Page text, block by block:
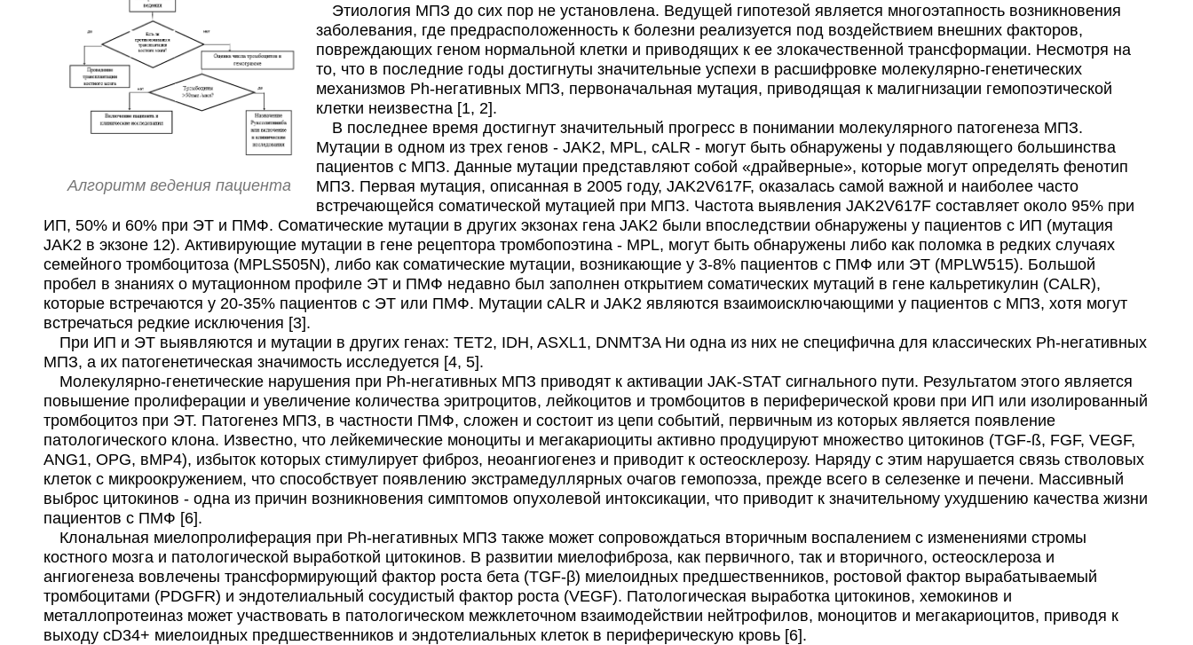
Алгоритм ведения пациента
Этиология МПЗ до сих пор не установлена. Ведущей гипотезой является многоэтапность возникновения
заболевания, где предрасположенность к болезни реализуется под воздействием внешних факторов,
повреждающих геном нормальной клетки и приводящих к ее злокачественной трансформации. Несмотря на
то, что в последние годы достигнуты значительные успехи в расшифровке молекулярно-генетических
механизмов Ph-негативных МПЗ, первоначальная мутация, приводящая к малигнизации гемопоэтической
клетки неизвестна [1, 2].
В последнее время достигнут значительный прогресс в понимании молекулярного патогенеза МПЗ.
Мутации в одном из трех генов - JAK2, MPL, сALR - могут быть обнаружены у подавляющего большинства
пациентов с МПЗ. Данные мутации представляют собой «драйверные», которые могут определять фенотип
МПЗ. Первая мутация, описанная в 2005 году, JAK2V617F, оказалась самой важной и наиболее часто
встречающейся соматической мутацией при МПЗ. Частота выявления JAK2V617F составляет около 95% при
ИП, 50% и 60% при ЭТ и ПМФ. Соматические мутации в других экзонах гена JAK2 были впоследствии обнаружены у пациентов с ИП (мутация
JAK2 в экзоне 12). Активирующие мутации в гене рецептора тромбопоэтина - MPL, могут быть обнаружены либо как поломка в редких случаях
семейного тромбоцитоза (MPLS505N), либо как соматические мутации, возникающие у 3-8% пациентов с ПМФ или ЭТ (MPLW515). Большой
пробел в знаниях о мутационном профиле ЭТ и ПМФ недавно был заполнен открытием соматических мутаций в гене кальретикулин (CALR),
которые встречаются у 20-35% пациентов с ЭТ или ПМФ. Мутации сALR и JAK2 являются взаимоисключающими у пациентов с МПЗ, хотя могут
встречаться редкие исключения [3].
При ИП и ЭТ выявляются и мутации в других генах: TET2, IDH, ASXL1, DNMT3A Ни одна из них не специфична для классических Ph-негативных
МПЗ, а их патогенетическая значимость исследуется [4, 5].
Молекулярно-генетические нарушения при Ph-негативных МПЗ приводят к активации JAK-STAT сигнального пути. Результатом этого является
повышение пролиферации и увеличение количества эритроцитов, лейкоцитов и тромбоцитов в периферической крови при ИП или изолированный
тромбоцитоз при ЭТ. Патогенез МПЗ, в частности ПМФ, сложен и состоит из цепи событий, первичным из которых является появление
патологического клона. Известно, что лейкемические моноциты и мегакариоциты активно продуцируют множество цитокинов (TGF-ß, FGF, VEGF,
ANG1, OPG, вMP4), избыток которых стимулирует фиброз, неоангиогенез и приводит к остеосклерозу. Наряду с этим нарушается связь стволовых
клеток с микроокружением, что способствует появлению экстрамедуллярных очагов гемопоэза, прежде всего в селезенке и печени. Массивный
выброс цитокинов - одна из причин возникновения симптомов опухолевой интоксикации, что приводит к значительному ухудшению качества жизни
пациентов с ПМФ [6].
Клональная миелопролиферация при Ph-негативных МПЗ также может сопровождаться вторичным воспалением с изменениями стромы
костного мозга и патологической выработкой цитокинов. В развитии миелофиброза, как первичного, так и вторичного, остеосклероза и
ангиогенеза вовлечены трансформирующий фактор роста бета (TGF-β) миелоидных предшественников, ростовой фактор вырабатываемый
тромбоцитами (PDGFR) и эндотелиальный сосудистый фактор роста (VEGF). Патологическая выработка цитокинов, хемокинов и
металлопротеиназ может участвовать в патологическом межклеточном взаимодействии нейтрофилов, моноцитов и мегакариоцитов, приводя к
выходу сD34+ миелоидных предшественников и эндотелиальных клеток в периферическую кровь [6].